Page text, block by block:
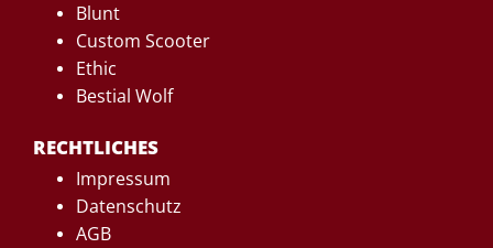
Blunt
Custom Scooter
Ethic
Bestial Wolf
RECHTLICHES
Impressum
Datenschutz
AGB